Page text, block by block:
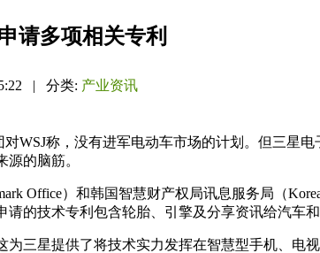
请多项相关专利
| 分类: 产业资讯
WSJ称，没有进军电动车市场的计划。但三星
的脑筋。
Office）和韩国智慧财产权局讯息服务局（
的技术专利包含轮胎、引擎及分享资讯给汽车
三星提供了将技术实力发挥在智慧型手机、电